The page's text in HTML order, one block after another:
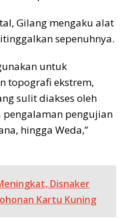
Gilang mengaku alat
sepenuhnya.
untuk
topografi ekstrem,
sulit diakses oleh
pengujian
hingga Weda,”
Disnaker
Kartu Kuning